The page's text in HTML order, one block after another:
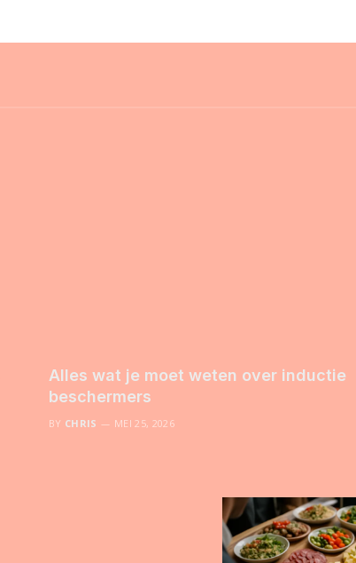
Alles wat je moet weten over inductie
beschermers
BY CHRIS MEI 25, 2026